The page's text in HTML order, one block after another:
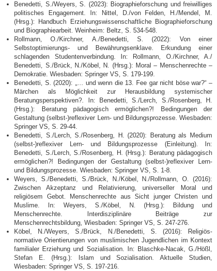
Benedetti, S./Weyers, S. (2023): Biographieforschung und freiwilliges
politisches Engage­ment. In: Nittel, D./von Felden, H./Mendel, M.
(Hrsg.): Handbuch Erziehungs­wissenschaftliche Biographieforschung
und Biographiearbeit. Weinheim: Beltz, S. 534-548.
Rollmann, O./Kirchner, A./Benedetti, S. (2022): Von einer
Selbstoptimierungs- und Bewährungsenklave. Erkundung einer
schlagenden Studentenverbindung. In:
Rollmann, O./Kirchner, A./
Benedetti, S./Brück, N./Köbel, N. (Hrsg.): Moral – Menschenrechte –
Demokratie. Wiesbaden: Springer VS, S. 179-199.
Benedetti, S. (2020): „… und wenn die 13. Fee gar nicht böse war?“ –
Märchen als Möglichkeit zur Herausbildung systemischer
Beratungsperspektiven?. In: Benedetti, S./Lerch, S./Rosenberg, H.
(Hrsg.): Beratung pädagogisch ermöglichen?! Bedingungen der
Gestaltung (selbst-)reflexiver Lern- und Bildungsprozesse. Wiesbaden:
Springer VS, S. 29-44.
Benedetti, S./Lerch, S./Rosenberg, H. (2020): Beratung als Medium
(selbst-)reflexiver Lern- und Bildungsprozesse (Einleitung). In:
Benedetti, S./Lerch, S./Rosenberg, H. (Hrsg.): Beratung pädagogisch
ermöglichen?! Bedingungen der Gestaltung (selbst-)reflexiver Lern-
und Bildungsprozesse. Wiesbaden: Springer VS, S. 1-8.
Weyers, S./Benedetti, S./Brück, N./Köbel, N./Rollmann, O. (2016):
Zwischen Akzeptanz und Relativierung, universeller Moral und
religiösem Gebot. Menschenrechte aus Sicht junger Christen und
Muslime. In: Weyers, S./Köbel, N. (Hrsg.): Bildung und
Menschenrechte. Interdisziplinäre Beiträge zur
Menschenrechtsbildung, Wiesbaden: Springer VS, S. 247-276.
Köbel, N./Weyers, S./Brück, N./Benedetti, S. (2016): Religiös-
normative Orientierungen von muslimischen Jugendlichen im Kontext
familialer Erziehung und Sozialisation. In: Blaschke-Nacak, G./Hößl,
Stefan E. (Hrsg.): Islam und Sozialisation. Aktuelle Studien,
Wiesbaden: Springer VS, S. 197-216.